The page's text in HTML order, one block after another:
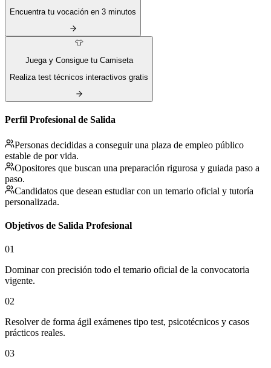
Encuentra tu vocación en 3 minutos
👕
Juega y Consigue tu Camiseta
Realiza test técnicos interactivos gratis
Perfil Profesional de Salida
Personas decididas a conseguir una plaza de empleo público
estable de por vida.
Opositores que buscan una preparación rigurosa y guiada paso a
paso.
Candidatos que desean estudiar con un temario oficial y tutoría
personalizada.
Objetivos de Salida Profesional
01
Dominar con precisión todo el temario oficial de la convocatoria
vigente.
02
Resolver de forma ágil exámenes tipo test, psicotécnicos y casos
prácticos reales.
03